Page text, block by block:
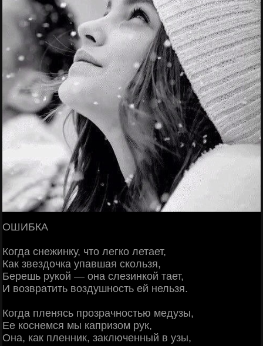
ОШИБКА
Когда снежинку, что легко летает,
Как звездочка упавшая скользя,
Берешь рукой — она слезинкой тает,
И возвратить воздушность ей нельзя.
Когда пленясь прозрачностью медузы,
Ее коснемся мы капризом рук,
Она, как пленник, заключенный в узы,